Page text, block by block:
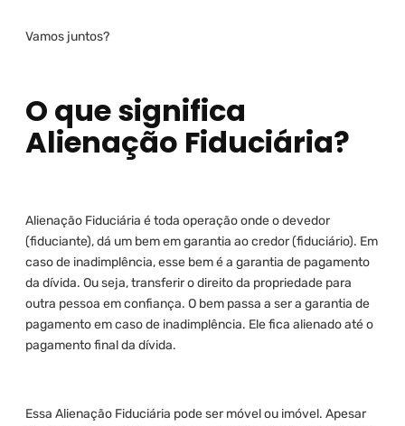
Vamos juntos?
O que significa
Alienação Fiduciária?
Alienação Fiduciária é toda operação onde o devedor
(fiduciante), dá um bem em garantia ao credor (fiduciário). Em
caso de inadimplência, esse bem é a garantia de pagamento
da dívida. Ou seja, transferir o direito da propriedade para
outra pessoa em confiança. O bem passa a ser a garantia de
pagamento em caso de inadimplência. Ele fica alienado até o
pagamento final da dívida.
Essa Alienação Fiduciária pode ser móvel ou imóvel. Apesar